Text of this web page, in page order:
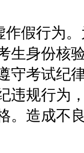
行为。
生身份核
守考试纪
违规行为
。造成不